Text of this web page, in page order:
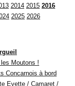
2014 2015 2016
2025 2026
Moutons !
Concarnois à bord
Evette / Camaret /